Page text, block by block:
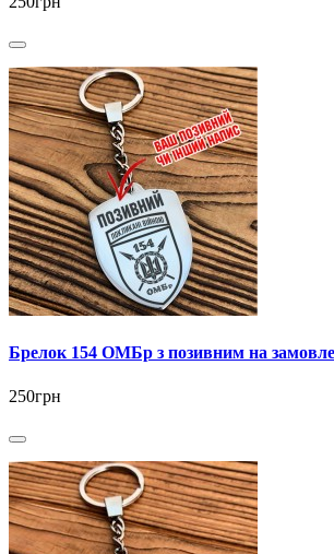
Брелок 154 ОМБр з позивним на
250грн